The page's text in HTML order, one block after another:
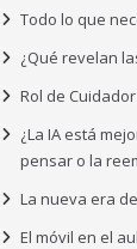
Todo lo que
¿Qué revelan
Rol de
¿La IA está
pensar o la
La nueva era
El móvil en el